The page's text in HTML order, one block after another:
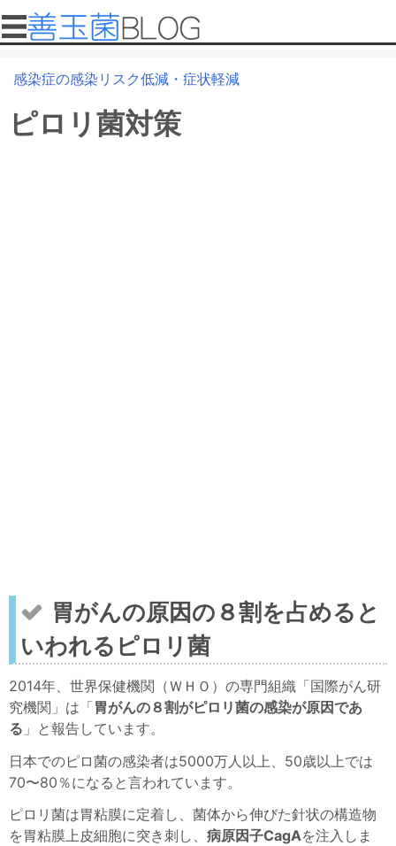
メインコンテンツに移動
善
玉
菌
現在地
感染症の感染リスク低減・症状軽減
ピロリ菌対策
胃がんの原因の８割を占めると
いわれるピロリ菌
2014年、世界保健機関（ＷＨＯ）の専門組織「国際がん研
究機関」は「胃がんの８割がピロリ菌の感染が原因であ
る 」と報告しています。
日本でのピロ菌の感染者は5000万人以上、50歳以上では
70〜80％になると言われています。
ピロリ菌は胃粘膜に定着し、菌体から伸びた針状の構造物
を胃粘膜上皮細胞に突き刺し、 病原因子CagAを注入しま